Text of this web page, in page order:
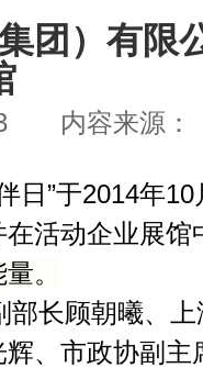
团）有限
内容来源：
日”于2014年10
活动企业展馆
。
部长顾朝曦、
、市政协副